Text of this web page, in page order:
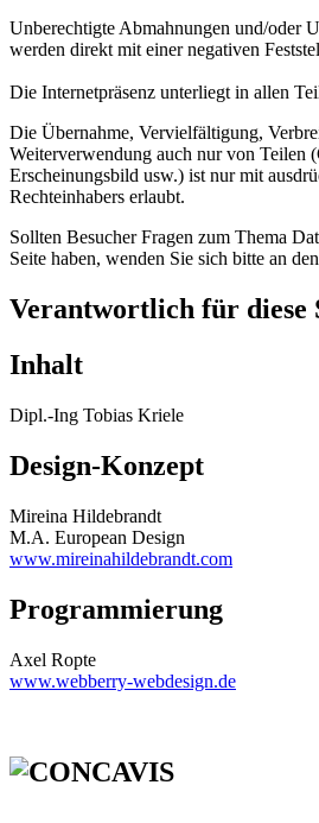
Unberechtigte Abmahnungen und/oder
werden direkt mit einer negativen
Die Internetpräsenz unterliegt in allen
Die Übernahme, Vervielfältigung,
Weiterverwendung auch nur von Teilen
Erscheinungsbild usw.) ist nur mit
Rechteinhabers erlaubt.
Sollten Besucher Fragen zum Thema
Seite haben, wenden Sie sich bitte an
Verantwortlich für diese
Inhalt
Dipl.-Ing Tobias Kriele
Design-Konzept
Mireina Hildebrandt
M.A. European Design
www.mireinahildebrandt.com
Programmierung
Axel Ropte
www.webberry-webdesign.de